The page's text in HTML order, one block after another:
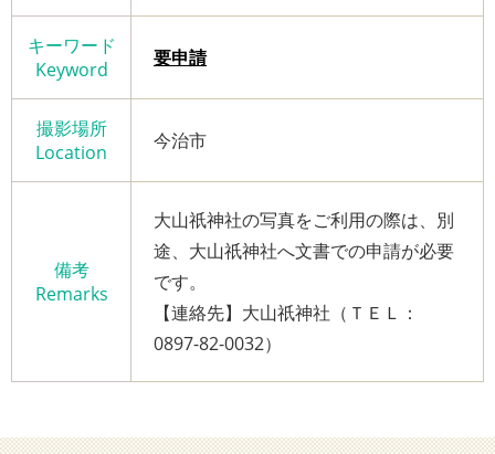
キーワード
Keyword
要申請
撮影場所
Location
今治市
備考
Remarks
大山祇神社の写真をご利用の際は、別
途、大山祇神社へ文書での申請が必要
です。
【連絡先】大山祇神社（ＴＥＬ：
0897-82-0032）